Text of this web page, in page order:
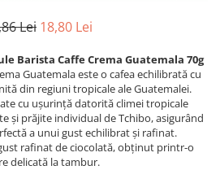
Lei 18,80 Lei
Barista Caffe Crema Guatemala 70g
Guatemala este o cafea echilibrată cu
din regiuni tropicale ale Guatemalei.
cu ușurință datorită climei tropicale
și prăjite individual de Tchibo, asigurând
a unui gust echilibrat și rafinat.
rafinat de ciocolată, obținut printr-o
delicată la tambur.